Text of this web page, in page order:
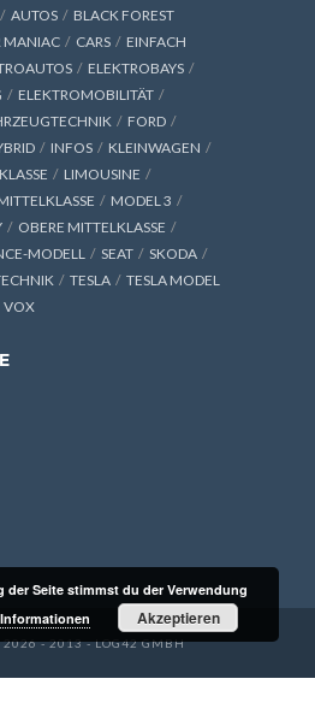
AUTOS
BLACK FOREST
MANIAC CARS
EINFACH
ELEKTROBAYS
ELEKTROMOBILITÄT
FORD
INFOS
KLEINWAGEN
LIMOUSINE
MODEL 3
OBERE MITTELKLASSE
MODELL SEAT
SKODA
TESLA
TESLA MODEL
VOX
2026 - 2013 - LOG42 GMBH
der Seite stimmst du der Verwendung
Akzeptieren